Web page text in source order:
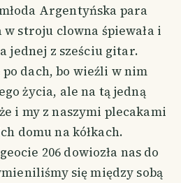
Argentyńska para
w stroju clowna śpiewała i
jednej z sześciu gitar.
dach, bo wieźli w nim
życia, ale na tą jedną
i my z naszymi plecakami
domu na kółkach.
206 dowiozła nas do
się między sobą